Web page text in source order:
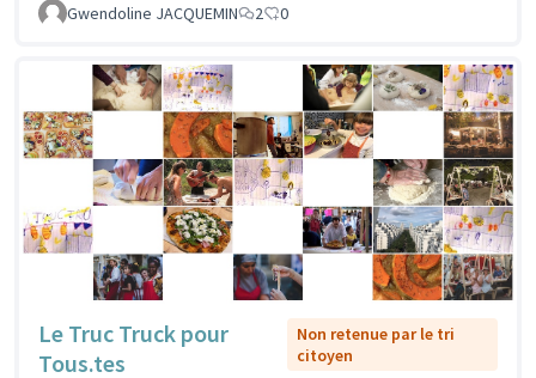
Gwendoline JACQUEMIN 2 0
Le Truc Truck pour
Tous.tes
Non retenue par le tri
citoyen